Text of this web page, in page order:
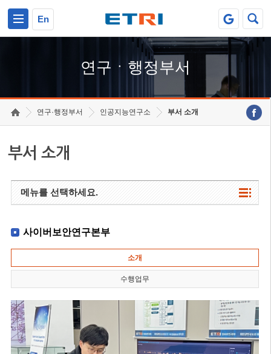
En
연구ㆍ행정부서
연구·행정부서 인공지능연구소 부서 소개
부서 소개
메뉴를 선택하세요.
사이버보안연구본부
소개
수행업무